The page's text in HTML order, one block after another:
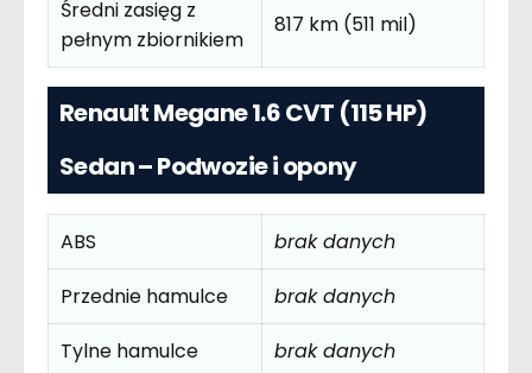
Średni zasięg z
pełnym zbiornikiem
817 km (511 mil)
Renault Megane 1.6 CVT (115 HP)
Sedan – Podwozie i opony
ABS
brak danych
Przednie hamulce
brak danych
Tylne hamulce
brak danych